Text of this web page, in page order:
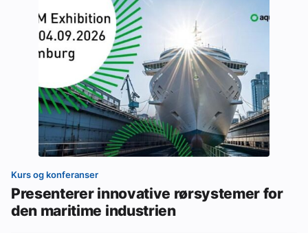
Kurs og konferanser
Presenterer innovative rørsystemer for
den maritime industrien